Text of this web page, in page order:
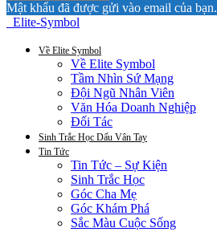
Mật khẩu đã được gửi vào email của bạn.
Elite-Symbol
Về Elite Symbol
Về Elite Symbol
Tầm Nhìn Sứ Mạng
Đội Ngũ Nhân Viên
Văn Hóa Doanh Nghiệp
Đối Tác
Sinh Trắc Học Dấu Vân Tay
Tin Tức
Tin Tức – Sự Kiện
Sinh Trắc Học
Góc Cha Mẹ
Góc Khám Phá
Sắc Màu Cuộc Sống